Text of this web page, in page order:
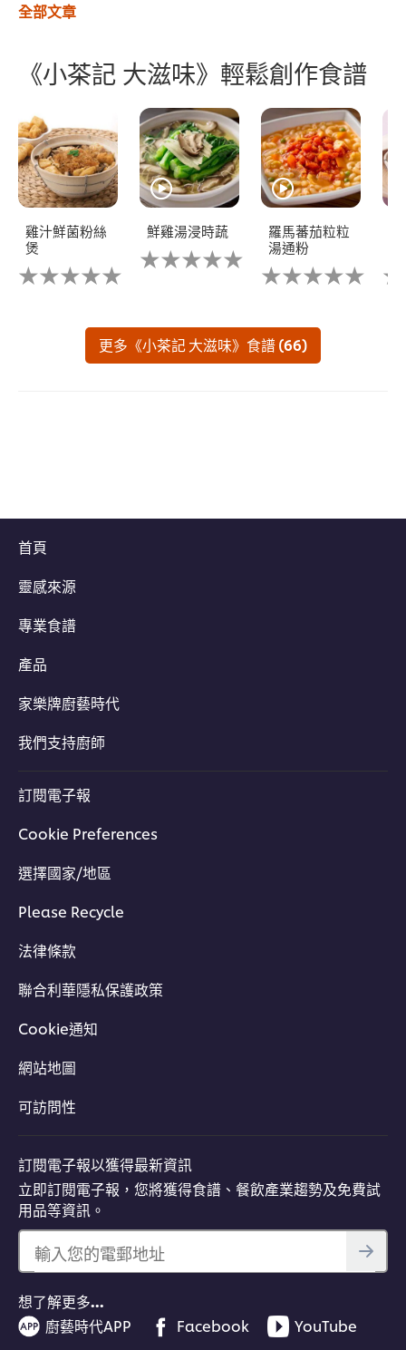
全部文章
《小茶記 大滋味》輕鬆創作食譜
雞汁鮮菌粉絲
煲
没
有
鮮雞湯浸時蔬
没
有
recipe
提
交
羅馬蕃茄粒粒
湯通粉
没
有
个
recipe
提
有
更多《小茶記 大滋味》食譜 (66)
首頁
靈感來源
專業食譜
產品
家樂牌廚藝時代
我們支持廚師
訂閱電子報
Cookie Preferences
選擇國家/地區
Please Recycle
法律條款
聯合利華隱私保護政策
Cookie通知
網站地圖
可訪問性
訂閱電子報以獲得最新資訊
立即訂閱電子報，您將獲得食譜、餐飲產業趨勢及免費試
用品等資訊。
輸入您的電郵地址
想了解更多…
廚藝時代APP
Facebook YouTube